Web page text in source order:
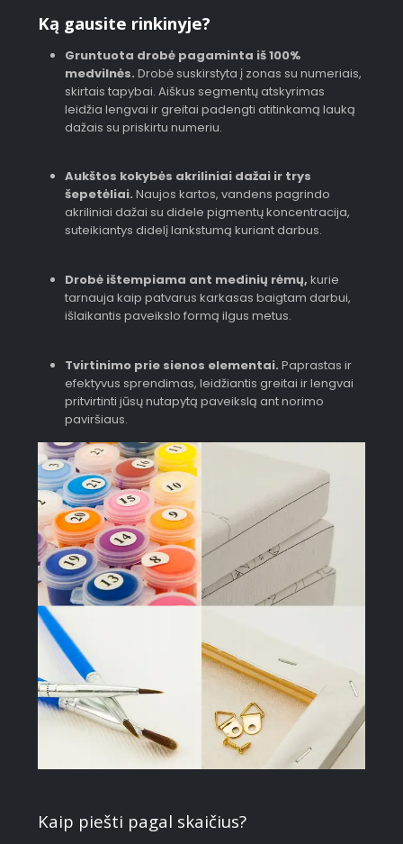
Ką gausite rinkinyje?
Gruntuota drobė pagaminta iš 100%
medvilnės. Drobė suskirstyta į zonas su numeriais,
skirtais tapybai. Aiškus segmentų atskyrimas
leidžia lengvai ir greitai padengti atitinkamą lauką
dažais su priskirtu numeriu.
Aukštos kokybės akriliniai dažai ir trys
šepetėliai. Naujos kartos, vandens pagrindo
akriliniai dažai su didele pigmentų koncentracija,
suteikiantys didelį lankstumą kuriant darbus.
Drobė ištempiama ant medinių rėmų, kurie
tarnauja kaip patvarus karkasas baigtam darbui,
išlaikantis paveikslo formą ilgus metus.
Tvirtinimo prie sienos elementai. Paprastas ir
efektyvus sprendimas, leidžiantis greitai ir lengvai
pritvirtinti jūsų nutapytą paveikslą ant norimo
paviršiaus.
Kaip piešti pagal skaičius?